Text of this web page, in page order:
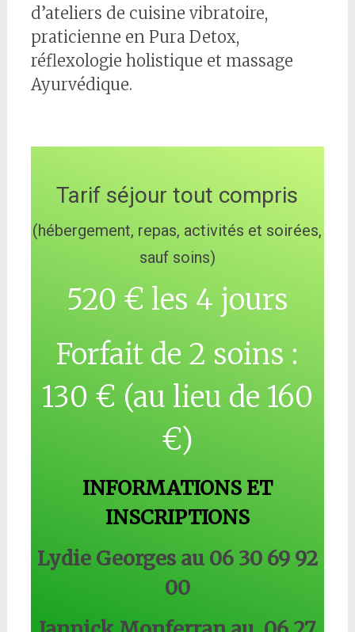
d’ateliers de cuisine vibratoire,
praticienne en Pura Detox,
réflexologie holistique et massage
Ayurvédique.
Tarif séjour tout compris
(hébergement, repas, activités et soirées,
sauf soins)
520 € les 4 jours
Forfait de 2 soins :
130 € (au lieu de 160
€)
INFORMATIONS ET
INSCRIPTIONS
Lydie Georges au 06 30 69 92
00